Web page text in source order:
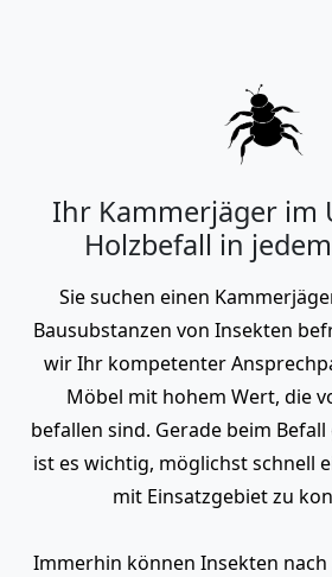
Ihr Kammerjäger im
Holzbefall in
Sie suchen einen
Bausubstanzen von Insekten
wir Ihr kompetenter
Möbel mit hohem Wert, die
befallen sind. Gerade beim
ist es wichtig, möglichst schnell
mit Einsatzgebiet zu
Immerhin können Insekten nach